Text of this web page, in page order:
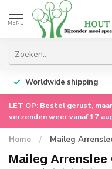
MENU
Worldwide shipping
LET OP: Bestel gerust,
verzenden weer vanaf 17
Home / Maileg
Maileg Arrenslee